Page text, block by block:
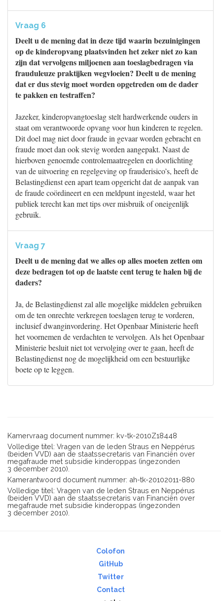
Vraag 6
Deelt u de mening dat in deze tijd waarin bezuinigingen
op de kinderopvang plaatsvinden het zeker niet zo kan
zijn dat vervolgens miljoenen aan toeslagbedragen via
frauduleuze praktijken wegvloeien? Deelt u de mening
dat er dus stevig moet worden opgetreden om de dader
te pakken en testraffen?
Jazeker, kinderopvangtoeslag stelt hardwerkende ouders in
staat om verantwoorde opvang voor hun kinderen te regelen.
Dit doel mag niet door fraude in gevaar worden gebracht en
fraude moet dan ook stevig worden aangepakt. Naast de
hierboven genoemde controlemaatregelen en doorlichting
van de uitvoering en regelgeving op frauderisico’s, heeft de
Belastingdienst een apart team opgericht dat de aanpak van
de fraude coördineert en een meldpunt ingesteld, waar het
publiek terecht kan met tips over misbruik of oneigenlijk
gebruik.
Vraag 7
Deelt u de mening dat we alles op alles moeten zetten om
deze bedragen tot op de laatste cent terug te halen bij de
daders?
Ja, de Belastingdienst zal alle mogelijke middelen gebruiken
om de ten onrechte verkregen toeslagen terug te vorderen,
inclusief dwanginvordering. Het Openbaar Ministerie heeft
het voornemen de verdachten te vervolgen. Als het Openbaar
Ministerie besluit niet tot vervolging over te gaan, heeft de
Belastingdienst nog de mogelijkheid om een bestuurlijke
boete op te leggen.
Kamervraag document nummer: kv-tk-2010Z18448
Volledige titel: Vragen van de leden Straus en Neppérus
(beiden VVD) aan de staatssecretaris van Financiën over
megafraude met subsidie kinderoppas (ingezonden
3 december 2010).
Kamerantwoord document nummer: ah-tk-20102011-880
Volledige titel: Vragen van de leden Straus en Neppérus
(beiden VVD) aan de staatssecretaris van Financiën over
megafraude met subsidie kinderoppas (ingezonden
3 december 2010).
Colofon
GitHub
Twitter
Contact